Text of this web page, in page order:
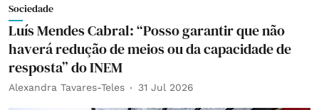
Sociedade
Luís Mendes Cabral: “Posso garantir que não
haverá redução de meios ou da capacidade de
resposta” do INEM
Alexandra Tavares-Teles 31 Jul 2026